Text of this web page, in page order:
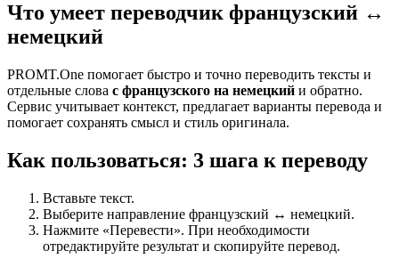
Что умеет переводчик французский ↔
немецкий
PROMT.One помогает быстро и точно переводить тексты и
отдельные слова с французского на немецкий и обратно.
Сервис учитывает контекст, предлагает варианты перевода и
помогает сохранять смысл и стиль оригинала.
Как пользоваться: 3 шага к переводу
Вставьте текст.
Выберите направление французский ↔ немецкий.
Нажмите «Перевести». При необходимости
отредактируйте результат и скопируйте перевод.